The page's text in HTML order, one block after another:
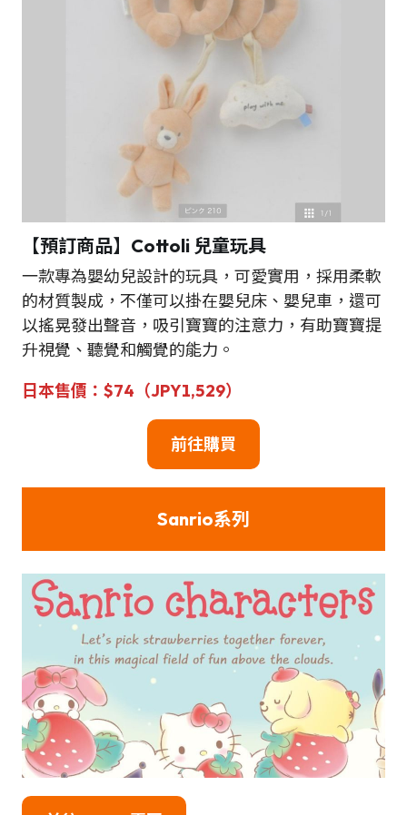
【預訂商品】Cottoli 兒童玩具
一款專為嬰幼兒設計的玩具，可愛實用，採用柔軟
的材質製成，不僅可以掛在嬰兒床、嬰兒車，還可
以搖晃發出聲音，吸引寶寶的注意力，有助寶寶提
升視覺、聽覺和觸覺的能力。
日本售價： $74（JPY1,529）
前往購買
Sanrio系列